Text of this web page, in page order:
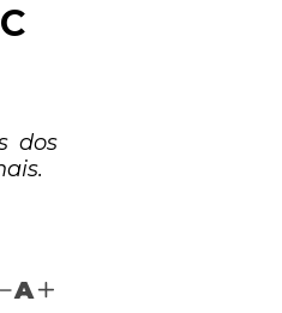
dos
A